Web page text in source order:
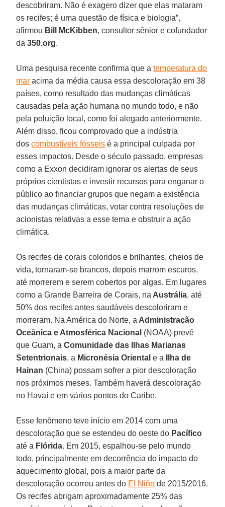
descobriram. Não é exagero dizer que elas mataram
os recifes; é uma questão de física e biologia”,
afirmou Bill McKibben, consultor sênior e cofundador
da350.org.
Uma pesquisa recente confirma que atemperatura do
mar acima da média causa essa descoloração em 38
países, como resultado das mudanças climáticas
causadas pela ação humana no mundo todo, e não
pela poluição local, como foi alegado anteriormente.
Além disso, ficou comprovado que a indústria
doscombustíveis fósseis é a principal culpada por
esses impactos. Desde o século passado, empresas
como a Exxon decidiram ignorar os alertas de seus
próprios cientistas e investir recursos para enganar o
público ao financiar grupos que negam a existência
das mudanças climáticas, votar contra resoluções de
acionistas relativas a esse tema e obstruir a ação
climática.
Os recifes de corais coloridos e brilhantes, cheios de
vida, tornaram-se brancos, depois marrom escuros,
até morrerem e serem cobertos por algas. Em lugares
como a Grande Barreira de Corais, na Austrália, até
50% dos recifes antes saudáveis descoloriram e
morreram. Na América do Norte, a Administração
Oceânica e Atmosférica Nacional (NOAA) prevê
que Guam, aComunidade das Ilhas Marianas
Setentrionais, a Micronésia Oriental e a Ilha de
Hainan (China) possam sofrer a pior descoloração
nos próximos meses. Também haverá descoloração
no Havaí e em vários pontos do Caribe.
Esse fenômeno teve início em 2014 com uma
descoloração que se estendeu do oeste do Pacífico
até a Flórida. Em 2015, espalhou-se pelo mundo
todo, principalmente em decorrência do impacto do
aquecimento global, pois a maior parte da
descoloração ocorreu antes do El Niño de 2015/2016.
Os recifes abrigam aproximadamente 25% das